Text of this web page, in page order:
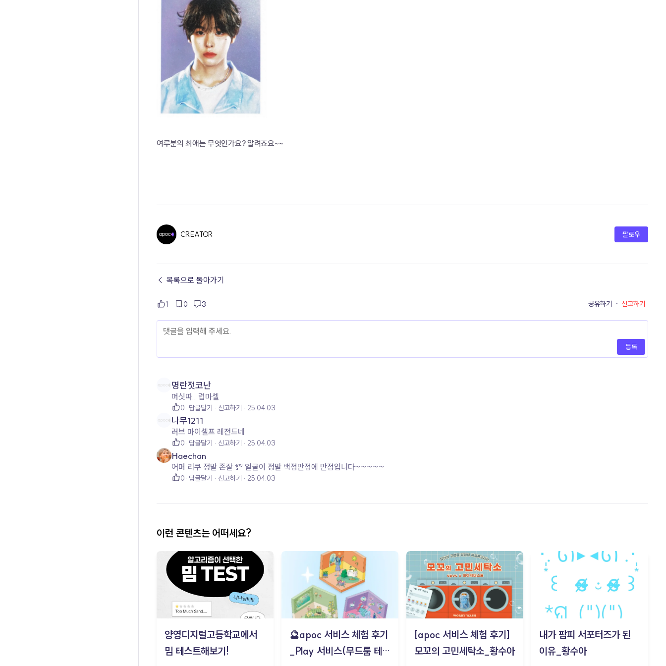
여루분의 최애는 무엇인가요? 알려죠요~~
CREATOR 팔로우
← 목록으로 돌아가기
1 0 3 공유하기 · 신고하기
등록
명란젓코난
머싯따.. 럽마셀
0 답글달기 신고하기 25.04.03
나무1211
0 답글달기 신고하기 25.04.03
Haechan
어머 리쿠 정말 존잘 💯 얼굴이 정말 백점만점에 만점입니다~~~~~
0 답글달기 신고하기 25.04.03
이런 콘텐츠는 어떠세요?
양영디지털고등학교에서
밈 테스트해보기!
🔮apoc 서비스 체험 후기
_Play 서비스(무드룸 테스
[apoc 서비스 체험 후기]
모꼬의 고민세탁소_황수아
내가 팜피 서포터즈가 된
이유_황수아